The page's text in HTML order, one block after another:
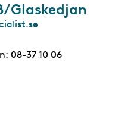
Glaskedjan
Telefon
08-37 10 06